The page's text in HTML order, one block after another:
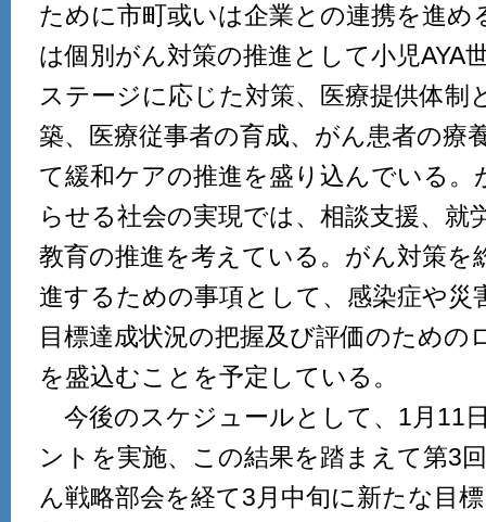
ために市町或いは企業との連携を進め
は個別がん対策の推進として小児AYA
ステージに応じた対策、医療提供体制
築、医療従事者の育成、がん患者の療
て緩和ケアの推進を盛り込んでいる。
らせる社会の実現では、相談支援、就
教育の推進を考えている。がん対策を
進するための事項として、感染症や災
目標達成状況の把握及び評価のための
を盛込むことを予定している。
今後のスケジュールとして、1月11
ントを実施、この結果を踏まえて第3
ん戦略部会を経て3月中旬に新たな目